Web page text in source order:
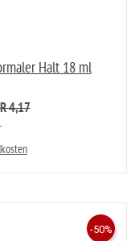
Halt 18 ml
4,17
-50%